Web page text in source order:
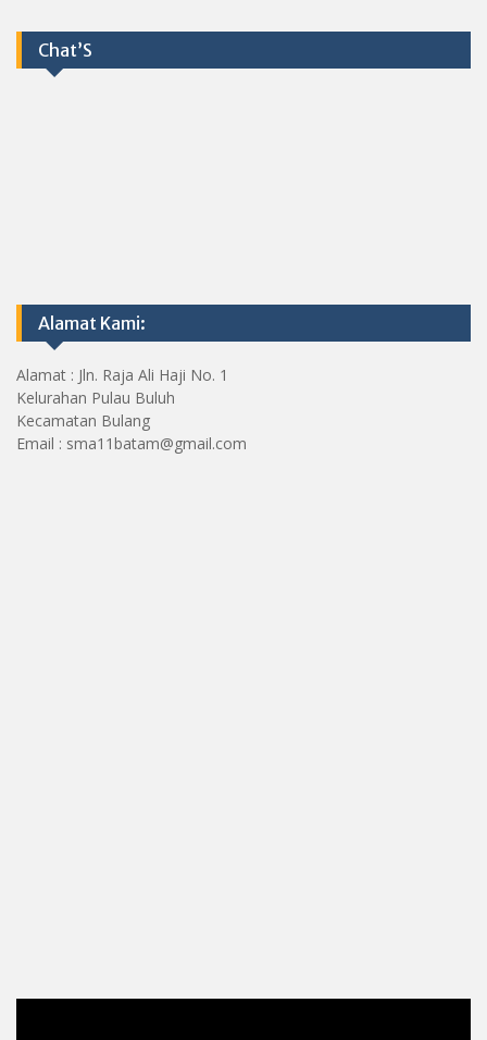
Chat’S
Alamat Kami:
Alamat : Jln. Raja Ali Haji No. 1
Kelurahan Pulau Buluh
Kecamatan Bulang
Email : sma11batam@gmail.com